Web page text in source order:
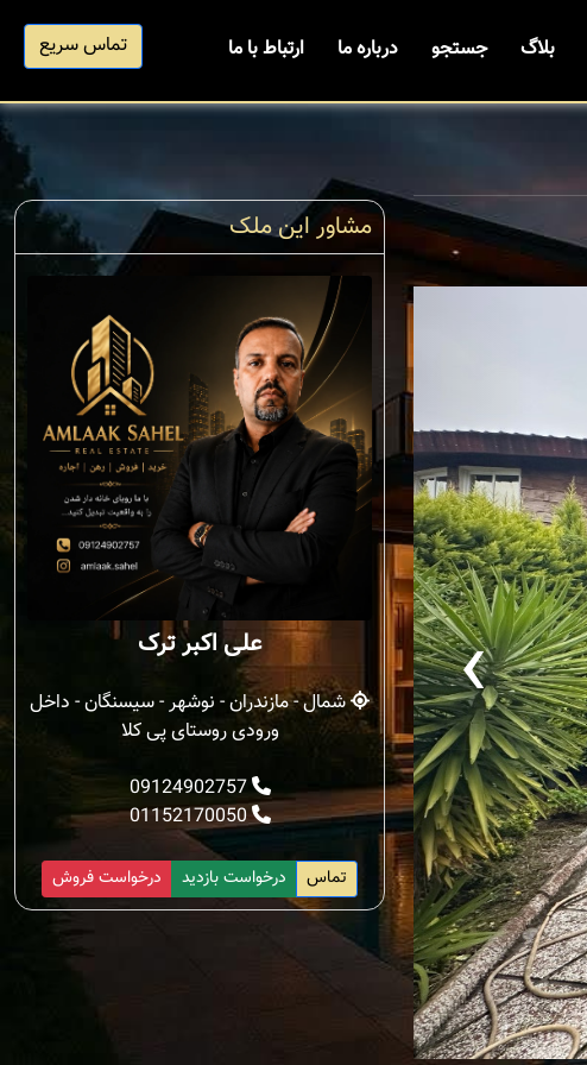
بلاگ جستجو درباره ما ارتباط با ما تماس سریع
‹
مشاور این ملک
علی اکبر ترک
شمال - مازندران - نوشهر - سیسنگان - داخل
ورودی روستای پی کلا
09124902757
01152170050
درخواست فروش درخواست بازدید تماس